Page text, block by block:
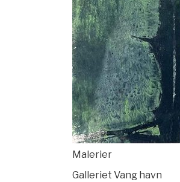
Malerier
Galleriet Vang havn